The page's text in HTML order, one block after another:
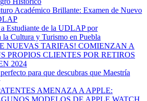
Académico Brillante: Examen de Nuevo
Estudiante de la UDLAP por
la Cultura y Turismo en Puebla
NUEVAS TARIFAS! COMIENZAN A
PROPIOS CLIENTES POR RETIROS
2024
para que descubras que Maestría
AMENAZA A APPLE:
MODELOS DE APPLE WATCH